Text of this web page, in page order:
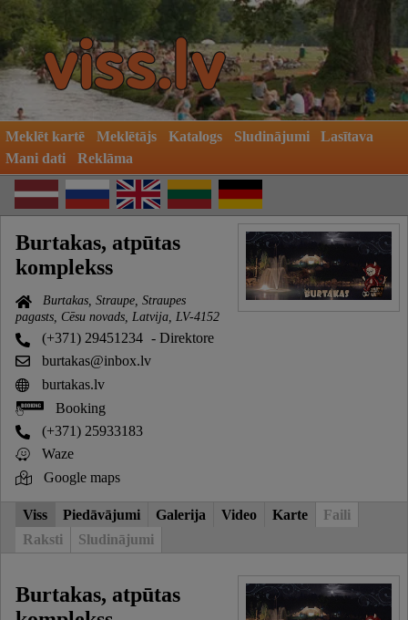
Meklēt kartē Meklētājs Katalogs Sludinājumi
Lasītava
Mani dati
Reklāma
Burtakas, atpūtas
komplekss
Burtakas, Straupe, Straupes
pagasts, Cēsu novads, Latvija, LV-4152
(+371) 29451234 - Direktore
burtakas@inbox.lv
burtakas.lv
Booking
(+371) 25933183
Waze
Google maps
Viss Piedāvājumi Galerija Video Karte
Faili
Raksti
Sludinājumi
Burtakas, atpūtas